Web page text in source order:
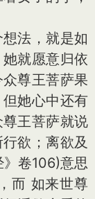
法，就是如
就愿意归依
尊王菩萨果
她心中还有
王菩萨就说
欲；离欲及
卷106)意思
而 如来世尊